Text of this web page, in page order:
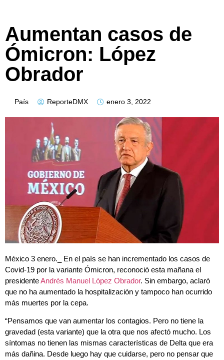
Aumentan casos de
Ómicron: López
Obrador
País ReporteDMX enero 3, 2022
México 3 enero._ En el país se han incrementado los casos de
Covid-19 por la variante Ómicron, reconoció esta mañana el
presidenteAndrés Manuel López Obrador. Sin embargo, aclaró
que no ha aumentado la hospitalización y tampoco han ocurrido
más muertes por la cepa.
“Pensamos que van aumentar los contagios. Pero no tiene la
gravedad (esta variante) que la otra que nos afectó mucho. Los
síntomas no tienen las mismas características de Delta que era
más dañina. Desde luego hay que cuidarse, pero no pensar que